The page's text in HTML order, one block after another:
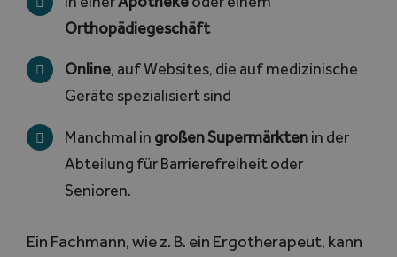
Orthopädiegeschäft
Online, auf Websites, die auf medizinische
Geräte spezialisiert sind
Manchmal in großen Supermärktenin der
Abteilung für Barrierefreiheit oder
Senioren.
Ein Fachmann, wie z. B. ein Ergotherapeut, kann